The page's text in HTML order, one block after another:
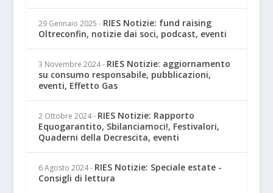
29 Gennaio 2025 - RIES Notizie: fund raising
Oltreconfin, notizie dai soci, podcast, eventi
3 Novembre 2024 - RIES Notizie: aggiornamento
su consumo responsabile, pubblicazioni,
eventi, Effetto Gas
2 Ottobre 2024 - RIES Notizie: Rapporto
Equogarantito, Sbilanciamoci!, Festivalori,
Quaderni della Decrescita, eventi
6 Agosto 2024 - RIES Notizie: Speciale estate -
Consigli di lettura